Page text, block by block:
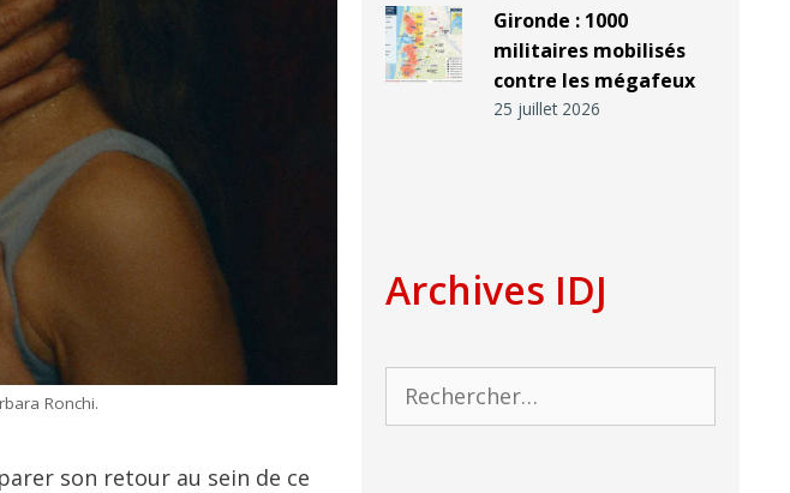
Ronchi.
son retour au sein de ce
Gironde : 1000
militaires mobilisés
contre les mégafeux
25 juillet 2026
Archives IDJ
Rechercher :